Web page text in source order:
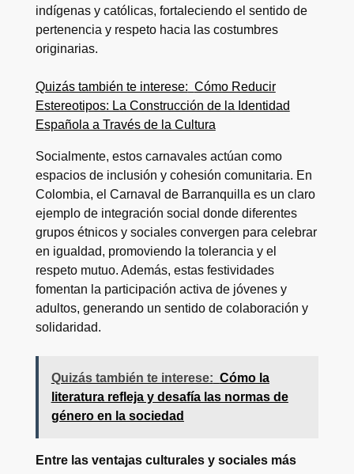
indígenas y católicas, fortaleciendo el sentido de
pertenencia y respeto hacia las costumbres
originarias.
Quizás también te interese: Cómo Reducir
Estereotipos: La Construcción de la Identidad
Española a Través de la Cultura
Socialmente, estos carnavales actúan como
espacios de inclusión y cohesión comunitaria. En
Colombia, el Carnaval de Barranquilla es un claro
ejemplo de integración social donde diferentes
grupos étnicos y sociales convergen para celebrar
en igualdad, promoviendo la tolerancia y el
respeto mutuo. Además, estas festividades
fomentan la participación activa de jóvenes y
adultos, generando un sentido de colaboración y
solidaridad.
Quizás también te interese: Cómo la
literatura refleja y desafía las normas de
género en la sociedad
Entre las ventajas culturales y sociales más